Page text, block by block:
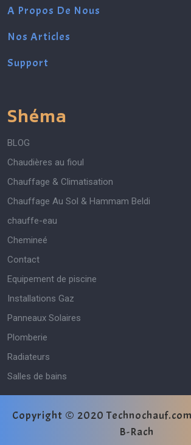
A Propos De Nous
Nos Articles
Support
Shéma
BLOG
Chaudières au fioul
Chauffage & Climatisation
Chauffage Au Sol & Hammam Beldi
chauffe-eau
Chemineé
Contact
Equipement de piscine
Installations Gaz
Panneaux Solaires
Plomberie
Radiateurs
Salles de bains
Copyright © 2020
B-Rach